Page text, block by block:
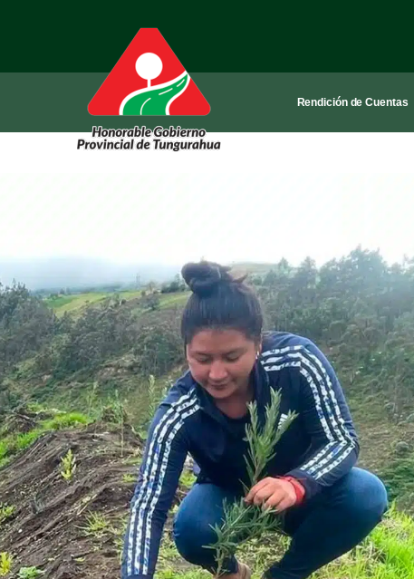
Rendición de Cuentas